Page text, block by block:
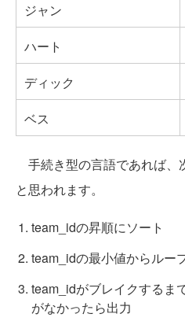
ジャン
ハート
ディック
ベス
手続き型の言語であれば、
と思われます。
team_idの昇順にソート
team_idの最小値からルー
team_idがブレイクするま
がなかったら出力